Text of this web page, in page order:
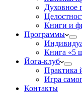
Духовное
Книги и
Программы
Книга «5
Йога-клуб
Практика
Игра
Контакты